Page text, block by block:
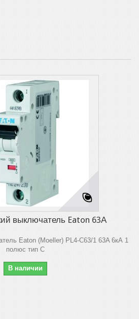
выключатель Eaton 63А
Eaton (Moeller) PL4-C63/1 63A 6кА 1
полюс тип C
В наличии